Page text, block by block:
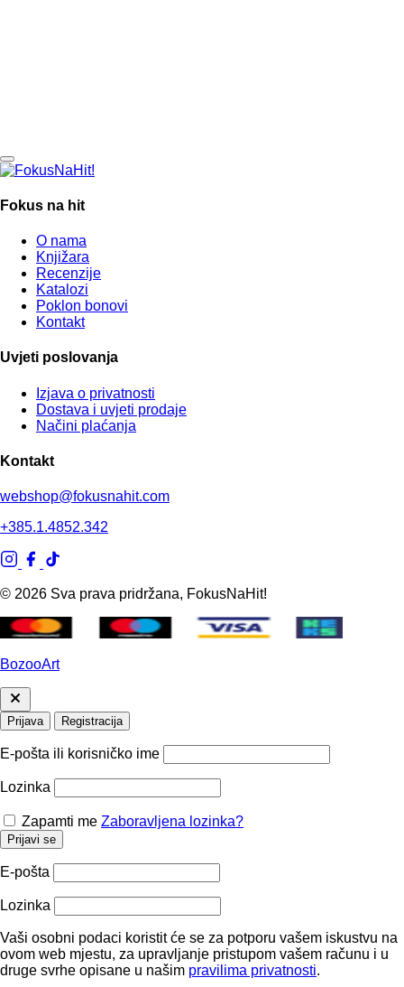
Fokus na hit
O nama
Knjižara
Recenzije
Katalozi
Poklon bonovi
Kontakt
Uvjeti poslovanja
Izjava o privatnosti
Dostava i uvjeti prodaje
Načini plaćanja
Kontakt
webshop@fokusnahit.com
+385.1.4852.342
© 2026 Sva prava pridržana, FokusNaHit!
BozooArt
Prijava Registracija
E-pošta ili korisničko ime
Lozinka
Zapamti me Zaboravljena lozinka?
Prijavi se
E-pošta
Lozinka
Vaši osobni podaci koristit će se za potporu vašem iskustvu na
ovom web mjestu, za upravljanje pristupom vašem računu i u
druge svrhe opisane u našim pravilima privatnosti.